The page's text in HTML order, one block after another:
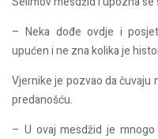
– Neka dođe ovdje i
upućen i ne zna kolika je
Vjernike je pozvao da čuvaju
predanošću.
– U ovaj mesdžid je